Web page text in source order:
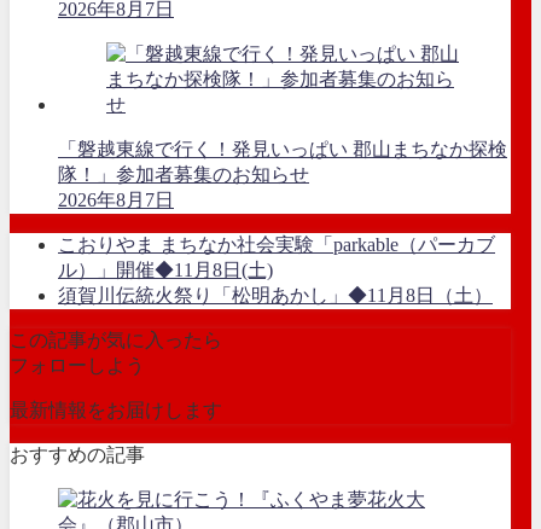
2026年8月7日
「磐越東線で行く！発見いっぱい 郡山まちなか探検
隊！」参加者募集のお知らせ
2026年8月7日
こおりやま まちなか社会実験「parkable（パーカブ
ル）」開催◆11月8日(土)
須賀川伝統火祭り「松明あかし」◆11月8日（土）
この記事が気に入ったら
フォローしよう
最新情報をお届けします
おすすめの記事